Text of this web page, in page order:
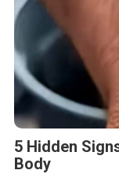
5 Hidden
Body